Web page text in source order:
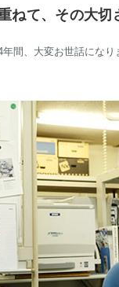
ねて、その大切
間、大変お世話にな